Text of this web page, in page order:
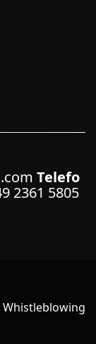
Telefo
2361 5805
Whistleblowing